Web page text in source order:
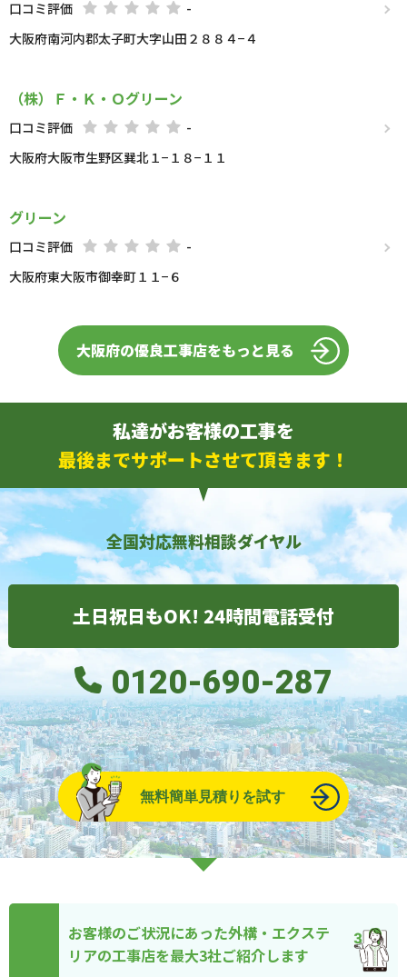
口コミ評価
-
大阪府南河内郡太子町大字山田２８８４−４
（株）Ｆ・Ｋ・Ｏグリーン
口コミ評価
-
大阪府大阪市生野区巽北１−１８−１１
グリーン
口コミ評価
-
大阪府東大阪市御幸町１１−６
大阪府の優良工事店をもっと見る
私達がお客様の工事を
最後までサポートさせて頂きます！
全国対応無料相談ダイヤル
土日祝日もOK! 24時間電話受付
0120-690-287
無料簡単見積りを試す
お客様のご状況にあった外構・エクステ
リアの工事店を最大3社ご紹介します